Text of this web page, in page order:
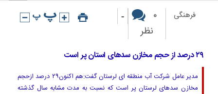
فرهنگی
۰
نظر
-
۲۹ درصد از حجم مخازن سدهای استان پر است
مدیر عامل شرکت آب منطقه ای لرستان گفت:هم اکنون۲۹ درصد ازحجم
مخازن سدهای لرستان پر است که نسبت به مدت مشابه سال گذشته